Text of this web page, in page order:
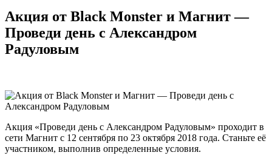
Акция от Black Monster и Магнит —
Проведи день с Александром
Радуловым
Акция «Проведи день с Александром Радуловым» проходит в
сети Магнит с 12 сентября по 23 октября 2018 года. Станьте её
участником, выполнив определенные условия.